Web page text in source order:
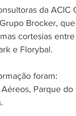
da
Brocker,
cortesias
e Florybal.
foram:
Parque